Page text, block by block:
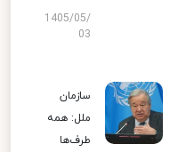
1405/05/
03
سازمان
ملل: همه
طرف‌ها